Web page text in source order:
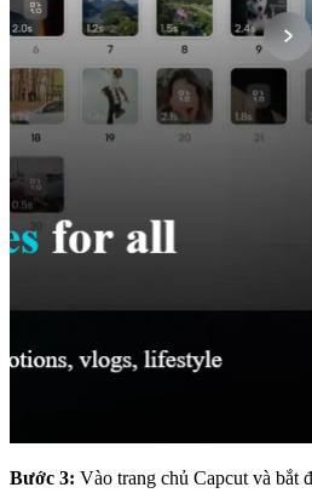
Bước 3: Vào trang chủ Capcut và bắt